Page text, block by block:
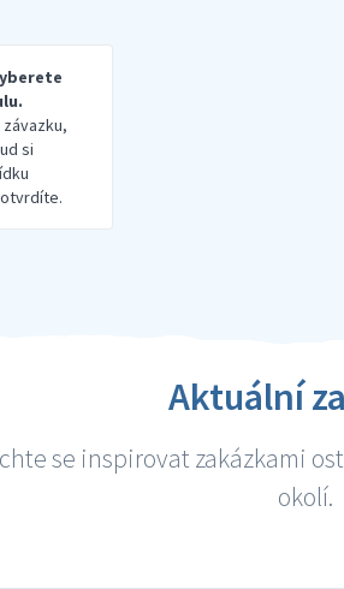
závazku,
si
Aktuální
se inspirovat zakázkami
okolí.